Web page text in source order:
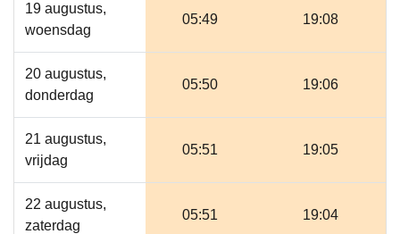
19 augustus,
woensdag
05:49 19:08
20 augustus,
donderdag
05:50 19:06
21 augustus,
vrijdag
05:51 19:05
22 augustus,
zaterdag
05:51 19:04